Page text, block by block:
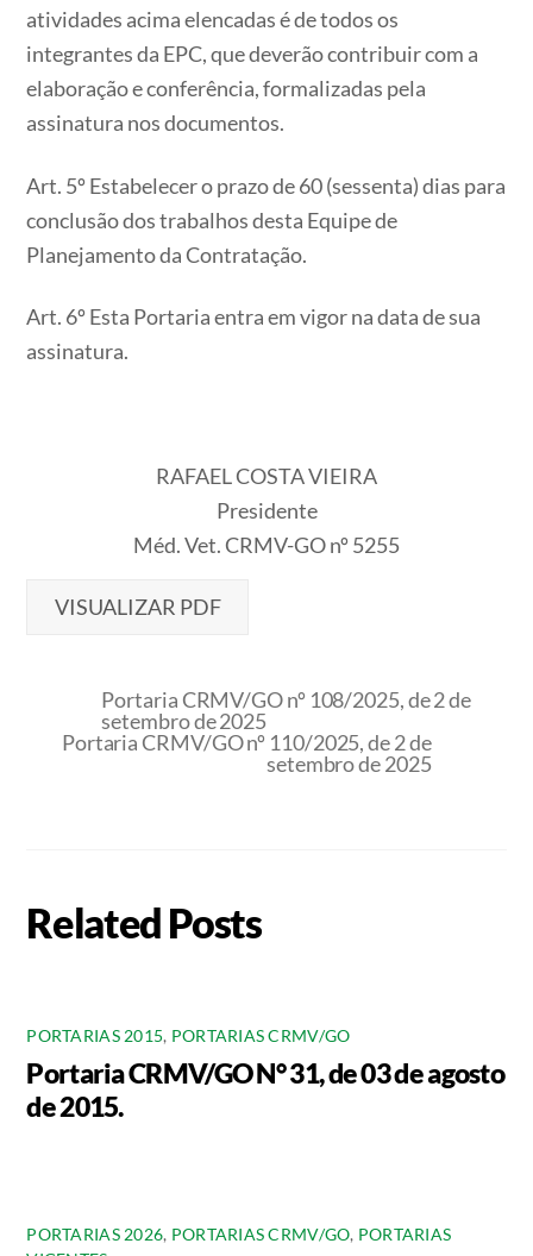
atividades acima elencadas é de todos os
integrantes da EPC, que deverão contribuir com a
elaboração e conferência, formalizadas pela
assinatura nos documentos.
Art. 5º Estabelecer o prazo de 60 (sessenta) dias para
conclusão dos trabalhos desta Equipe de
Planejamento da Contratação.
Art. 6º Esta Portaria entra em vigor na data de sua
assinatura.
RAFAEL COSTA VIEIRA
Presidente
Méd. Vet. CRMV-GO nº 5255
VISUALIZAR PDF
Portaria CRMV/GO nº 108/2025, de 2 de
setembro de 2025
Portaria CRMV/GO nº 110/2025, de 2 de
setembro de 2025
Related Posts
PORTARIAS 2015, PORTARIAS CRMV/GO
Portaria CRMV/GO N° 31, de 03 de agosto
de 2015.
PORTARIAS 2026, PORTARIAS CRMV/GO, PORTARIAS